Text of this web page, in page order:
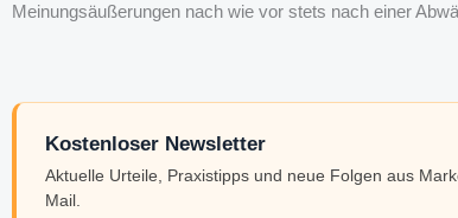
Meinungsäußerungen nach wie vor stets nach einer
Kostenloser Newsletter
Aktuelle Urteile, Praxistipps und neue Folgen aus
Mail.